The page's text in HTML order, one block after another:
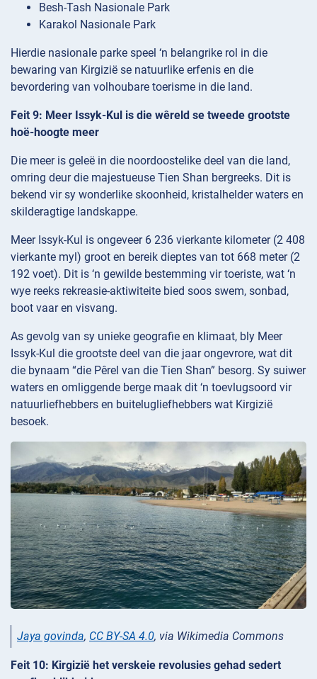
Besh-Tash Nasionale Park
Karakol Nasionale Park
Hierdie nasionale parke speel ‘n belangrike rol in die
bewaring van Kirgizië se natuurlike erfenis en die
bevordering van volhoubare toerisme in die land.
Feit 9: Meer Issyk-Kul is die wêreld se tweede grootste
hoë-hoogte meer
Die meer is geleë in die noordoostelike deel van die land,
omring deur die majestueuse Tien Shan bergreeks. Dit is
bekend vir sy wonderlike skoonheid, kristalhelder waters en
skilderagtige landskappe.
Meer Issyk-Kul is ongeveer 6 236 vierkante kilometer (2 408
vierkante myl) groot en bereik dieptes van tot 668 meter (2
192 voet). Dit is ‘n gewilde bestemming vir toeriste, wat ‘n
wye reeks rekreasie-aktiwiteite bied soos swem, sonbad,
boot vaar en visvang.
As gevolg van sy unieke geografie en klimaat, bly Meer
Issyk-Kul die grootste deel van die jaar ongevrore, wat dit
die bynaam “die Pêrel van die Tien Shan” besorg. Sy suiwer
waters en omliggende berge maak dit ‘n toevlugsoord vir
natuurliefhebbers en buitelugliefhebbers wat Kirgizië
besoek.
Jaya govinda, CC BY-SA 4.0, via Wikimedia Commons
Feit 10: Kirgizië het verskeie revolusies gehad sedert